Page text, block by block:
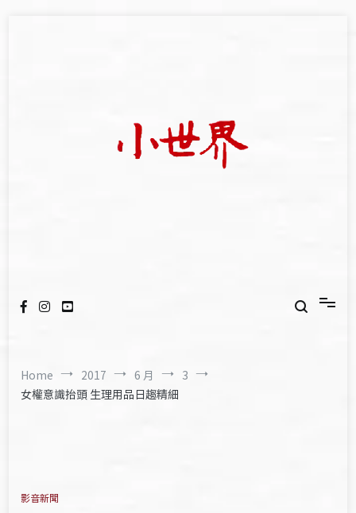
Home 2017 6 月
3
女權意識抬頭 生理用品日趨精細
影音新聞